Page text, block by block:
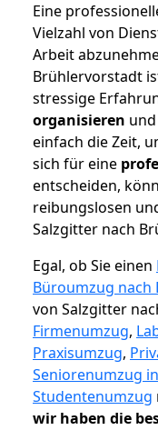
Eine
Vielzahl von
Arbeit
Brühlervorstadt
stressige
organisieren
einfach die Zeit,
sich für eine
entscheiden,
reibungslosen
Salzgitter nach
Egal, ob Sie einen
Büroumzug
von Salzgitter
Firmenumzug,
Praxisumzug,
Seniorenumzug
Studentenumzug
wir haben die